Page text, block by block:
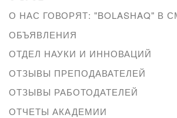
О НАС ГОВОРЯТ: "BOLASHAQ" В
ОБЪЯВЛЕНИЯ
ОТДЕЛ НАУКИ И ИННОВАЦИЙ
ОТЗЫВЫ ПРЕПОДАВАТЕЛЕЙ
ОТЗЫВЫ РАБОТОДАТЕЛЕЙ
ОТЧЕТЫ АКАДЕМИИ